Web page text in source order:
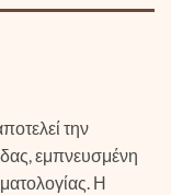
την
εμπνευσμένη
Η